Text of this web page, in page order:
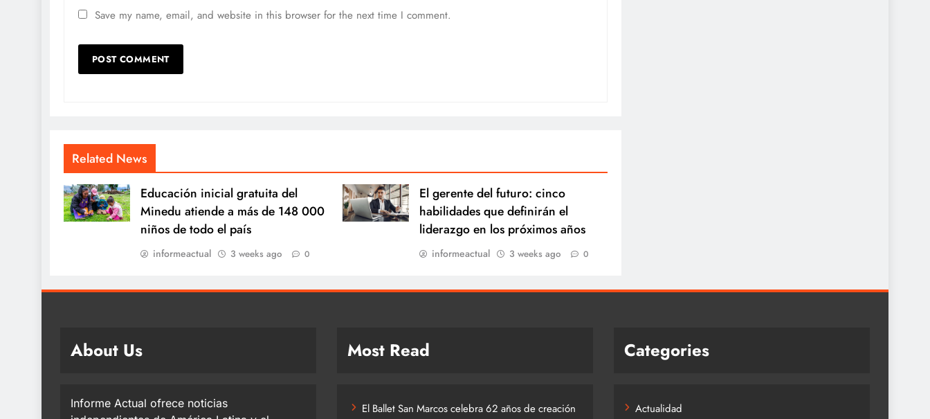
Save my name, email, and website in this browser for the next time I comment.
Related News
Educación inicial gratuita del
Minedu atiende a más de 148 000
niños de todo el país
informeactual 3 weeks ago 0
El gerente del futuro: cinco
habilidades que definirán el
liderazgo en los próximos años
informeactual 3 weeks ago 0
About Us
Informe Actual ofrece noticias
Most Read
El Ballet San Marcos celebra 62 años de creación
Categories
Actualidad